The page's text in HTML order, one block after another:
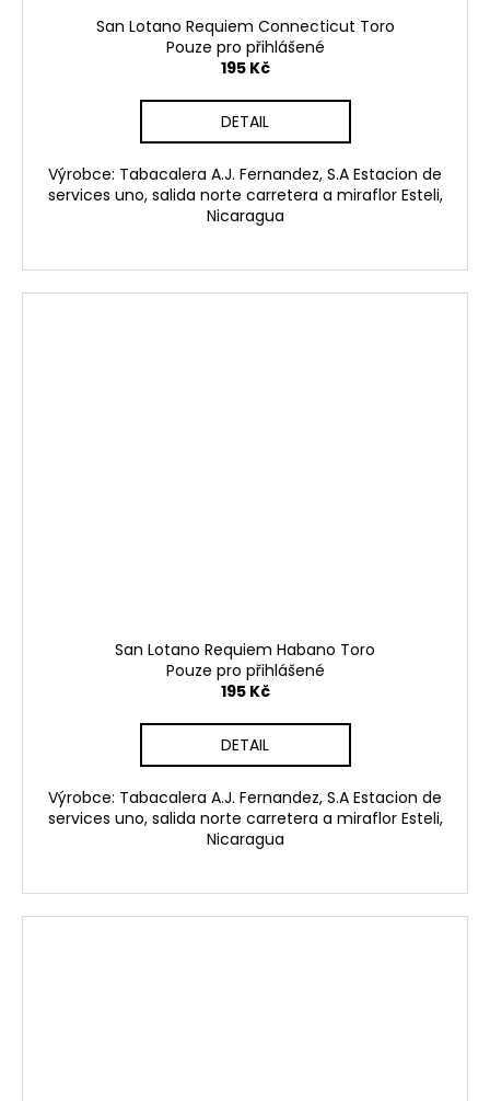
San Lotano Requiem Connecticut Toro
Pouze pro přihlášené
195 Kč
DETAIL
Výrobce: Tabacalera A.J. Fernandez, S.A Estacion de
services uno, salida norte carretera a miraflor Esteli,
Nicaragua
San Lotano Requiem Habano Toro
Pouze pro přihlášené
195 Kč
DETAIL
Výrobce: Tabacalera A.J. Fernandez, S.A Estacion de
services uno, salida norte carretera a miraflor Esteli,
Nicaragua